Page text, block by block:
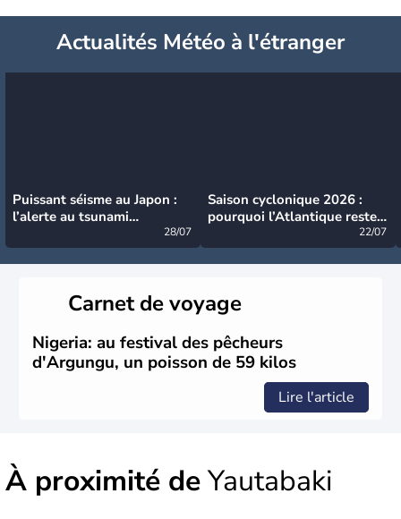
Actualités Météo à l'étranger
Puissant séisme au Japon :
l’alerte au tsunami
28/07
Saison cyclonique 2026 :
pourquoi l’Atlantique reste
22/07
Carnet de voyage
Nigeria: au festival des pêcheurs
d'Argungu, un poisson de 59 kilos
Lire l'article
À proximité deYautabaki